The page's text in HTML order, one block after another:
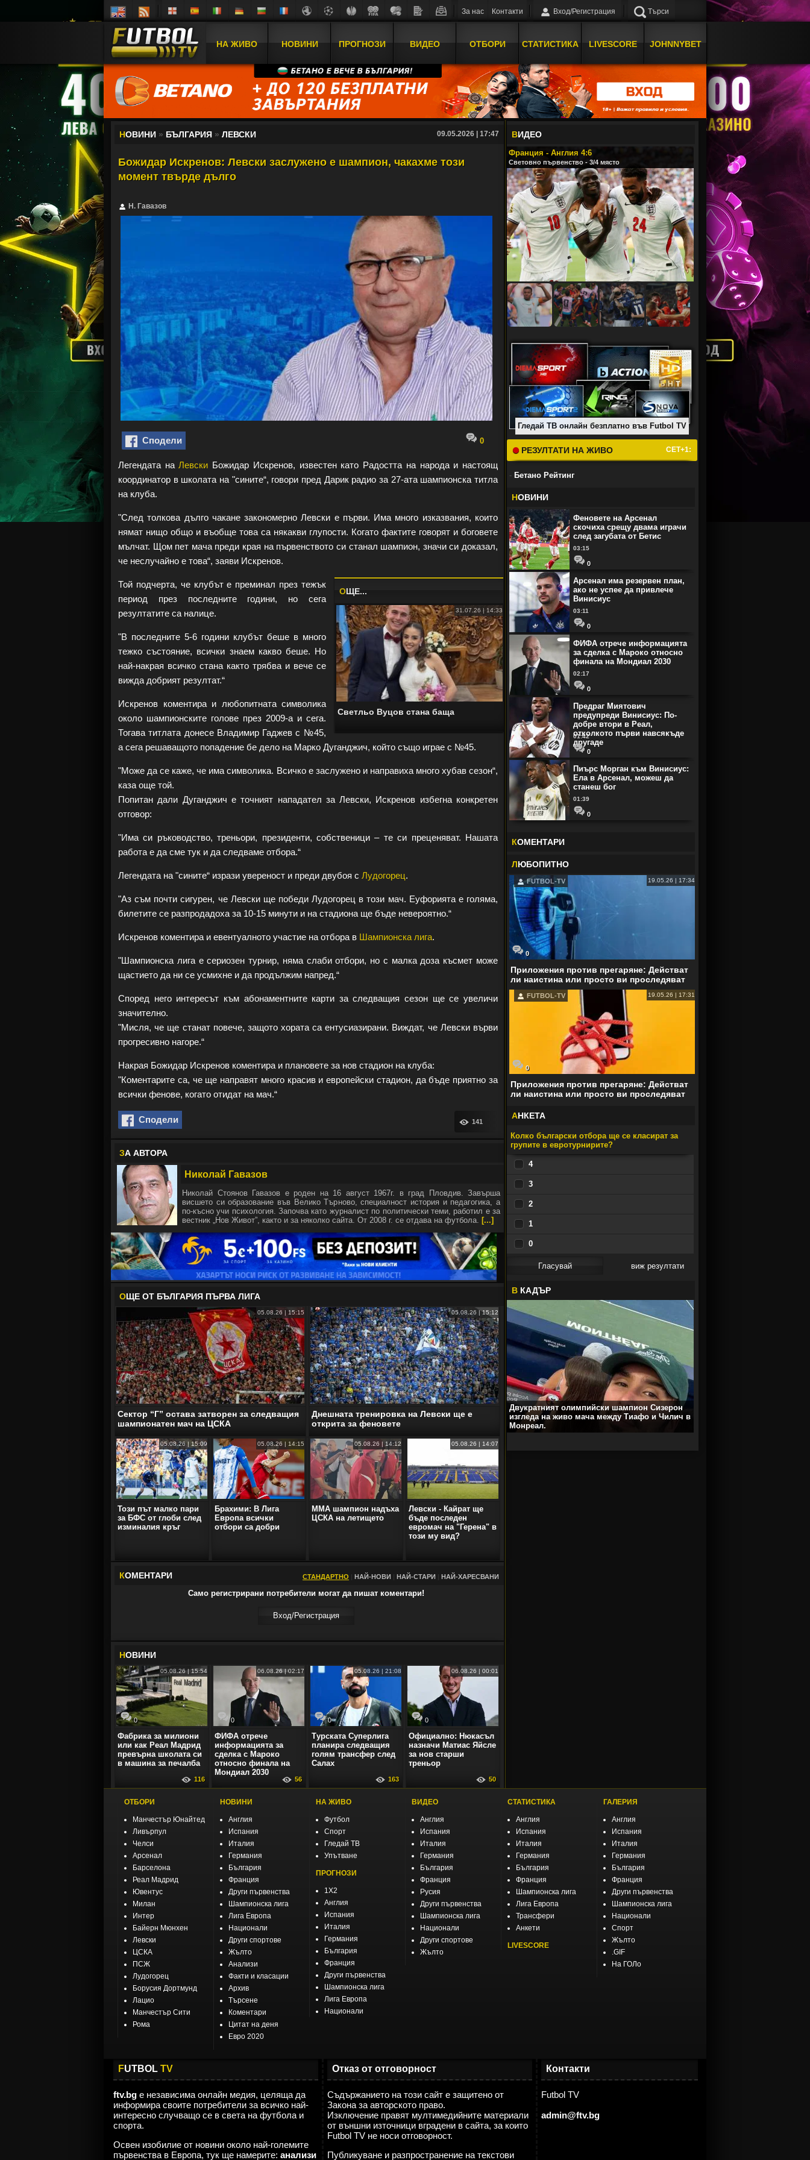
За нас Контакти Вход/Регистрация Търси
НА ЖИВО НОВИНИ ПРОГНОЗИ ВИДЕО ОТБОРИ СТАТИСТИКА LIVESCORE JOHNNYBET
НОВИНИ » БЪЛГАРИЯ » ЛЕВСКИ 09.05.2026 | 17:47
Божидар Искренов: Левски заслужено е шампион, чакахме този
момент твърде дълго
Н. Гавазов
Сподели 0
Легендата наЛевски Божидар Искренов, известен като Радостта на народа и настоящ
координатор в школата на "сините“, говори пред Дарик радио за 27-ата шампионска титла
на клуба.
"След толкова дълго чакане закономерно Левски е първи. Има много изказвания, които
нямат нищо общо и въобще това са някакви глупости. Когато фактите говорят и боговете
мълчат. Щом пет мача преди края на първенството си станал шампион, значи си доказал,
че неслучайно е това“, заяви Искренов.
OЩЕ...
31.07.26 | 14:33
Светльо Вуцов стана баща
Той подчерта, че клубът е преминал през тежък
период през последните години, но сега
резултатите са налице.
"В последните 5-6 години клубът беше в много
тежко състояние, всички знаем какво беше. Но
най-накрая всичко стана както трябва и вече се
вижда добрият резултат.“
Искренов коментира и любопитната символика
около шампионските голове през 2009-а и сега.
Тогава титлата донесе Владимир Гаджев с №45,
а сега решаващото попадение бе дело на Марко Дуганджич, който също играе с №45.
"Може да се каже, че има символика. Всичко е заслужено и направиха много хубав сезон“,
каза още той.
Попитан дали Дуганджич е точният нападател за Левски, Искренов избегна конкретен
отговор:
"Има си ръководство, треньори, президенти, собственици – те си преценяват. Нашата
работа е да сме тук и да следваме отбора.“
Легендата на "сините“ изрази увереност и преди двубоя с Лудогорец.
"Аз съм почти сигурен, че Левски ще победи Лудогорец в този мач. Еуфорията е голяма,
билетите се разпродадоха за 10-15 минути и на стадиона ще бъде невероятно.“
Искренов коментира и евентуалното участие на отбора в Шампионска лига.
"Шампионска лига е сериозен турнир, няма слаби отбори, но с малка доза късмет може
щастието да ни се усмихне и да продължим напред.“
Според него интересът към абонаментните карти за следващия сезон ще се увеличи
значително.
"Мисля, че ще станат повече, защото хората са ентусиазирани. Виждат, че Левски върви
прогресивно нагоре.“
Накрая Божидар Искренов коментира и плановете за нов стадион на клуба:
"Коментарите са, че ще направят много красив и европейски стадион, да бъде приятно за
всички фенове, когато отидат на мач.“
Сподели 141
ЗА АВТОРА
Николай Гавазов
Николай Стоянов Гавазов е роден на 16 август 1967г. в град Пловдив. Завърша
висшето си образование във Велико Търново, специалност история и педагогика, а
по-късно учи психология. Започва като журналист по политически теми, работил е за
вестник „Нов Живот”, както и за няколко сайта. От 2008 г. се отдава на футбола. [...]
ОЩЕ ОТ БЪЛГАРИЯ ПЪРВА ЛИГА
05.08.26 | 15:15
Сектор “Г” остава затворен за следващия
шампионатен мач на ЦСКА
05.08.26 | 15:12
Днешната тренировка на Левски ще е
открита за феновете
05.08.26 | 15:09
Този път малко пари
за БФС от глоби след
изминалия кръг
05.08.26 | 14:15
Брахими: В Лига
Европа всички
отбори са добри
05.08.26 | 14:12
ММА шампион надъха
ЦСКА на летището
05.08.26 | 14:07
Левски - Кайрат ще
бъде последeн
евромач на "Герена" в
този му вид?
КОМЕНТАРИ СТАНДАРТНО НАЙ-НОВИ НАЙ-СТАРИ НАЙ-ХАРЕСВАНИ
Само регистрирани потребители могат да пишат коментари!
Вход/Регистрaция
НОВИНИ
0
05.08.26 | 15:54
Фабрика за милиони
или как Реал Мадрид
превърна школата си
в машина за печалба
116
0
06.08.26 | 02:17
ФИФА отрече
информацията за
сделка с Мароко
относно финала на
Мондиал 2030
56
0
05.08.26 | 21:08
Турската Суперлига
планира следващия
голям трансфер след
Салах
163
0
06.08.26 | 00:01
Официално: Нюкасъл
назначи Матиас Яйсле
за нов старши
треньор
50
ВИДЕО
Франция - Англия 4:6
Световно първенство - 3/4 място
Гледай ТВ онлайн безплатно във Futbol TV
РЕЗУЛТАТИ НА ЖИВО СЕТ+1:
- Бетано Рейтинг
НОВИНИ
Феновете на Арсенал
скочиха срещу двама играчи
след загубата от Бетис
03:15
0
Арсенал има резервен план,
ако не успее да привлече
Винисиус
03:11
0
ФИФА отрече информацията
за сделка с Мароко относно
финала на Мондиал 2030
02:17
0
Предраг Миятович
предупреди Винисиус: По-
добре втори в Реал,
отколкото първи навсякъде
другаде
01:42
0
Пиърс Морган към Винисиус:
Ела в Арсенал, можеш да
станеш бог
01:39
0
КОМЕНТАРИ
ЛЮБОПИТНО
FUTBOL-TV 19.05.26 | 17:34
0
Приложения против прегаряне: Действат
ли наистина или просто ви проследяват
FUTBOL-TV 19.05.26 | 17:31
0
Приложения против прегаряне: Действат
ли наистина или просто ви проследяват
АНКЕТА
Колко български отбора ще се класират за
групите в евротурнирите?
4
3
2
1
0
виж резултати
В КАДЪР
Двукратният олимпийски шампион Сизерон
изгледа на живо мача между Тиафо и Чилич в
Монреал.
ОТБОРИ
Манчестър Юнайтед
Ливърпул
Челси
Арсенал
Барселона
Реал Мадрид
Ювентус
Милан
Интер
Байерн Мюнхен
Левски
ЦСКА
ПСЖ
Лудогорец
Борусия Дортмунд
Лацио
Манчестър Сити
Рома
НОВИНИ
Англия
Испания
Италия
Германия
България
Франция
Други първенства
Шампионска лига
Лига Европа
Национали
Други спортове
Жълто
Анализи
Факти и класации
Архив
Търсене
Коментари
Цитат на деня
Евро 2020
НА ЖИВО
Футбол
Спорт
Гледай ТВ
Упътване
ПРОГНОЗИ
1X2
Англия
Испания
Италия
Германия
България
Франция
Други първенства
Шампионска лига
Лига Европа
Национали
ВИДЕО
Англия
Испания
Италия
Германия
България
Франция
Русия
Други първенства
Шампионска лига
Национали
Други спортове
Жълто
СТАТИСТИКА
Англия
Испания
Италия
Германия
България
Франция
Шампионска лига
Лига Европа
Трансфери
Анкети
LIVESCORE
ГАЛЕРИЯ
Англия
Испания
Италия
Германия
България
Франция
Други първенства
Шампионска лига
Национали
Спорт
Жълто
.GIF
На ГОЛо
FUTBOL TV
ftv.bg е независима онлайн медия, целяща да
информира своите потребители за всичко най-
интересно случващо се в света на футбола и
спорта.
Освен изобилие от новини около най-големите
първенства в Европа, тук ще намерите: анализи
Отказ от отговорност
Съдържанието на този сайт е защитено от
Закона за авторското право.
Изключение правят мултимедийните материали
от външни източници вградени в сайта, за които
Futbol TV не носи отговорност.
Публикуване и разпространение на текстови
Контакти
Futbol TV
admin@ftv.bg